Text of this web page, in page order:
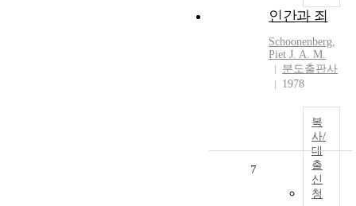
인간과 죄
Schoonenberg,
Piet J. A. M.
분도출판사
1978
복
사/
대
출
신
청
7